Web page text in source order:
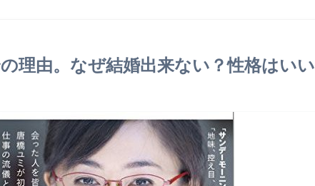
理由。なぜ結婚出来ない？性格はいい